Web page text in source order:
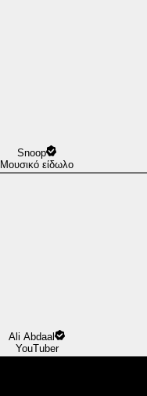
Snoop
Μουσικό είδωλο
Ali Abdaal
YouTuber